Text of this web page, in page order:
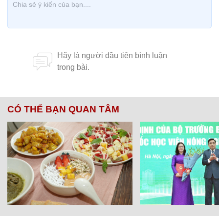
CÓ THỂ BẠN QUAN TÂM